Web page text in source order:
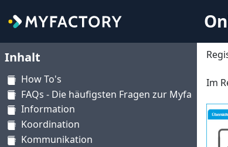
Inhalt
How To's
FAQs - Die häufigsten Fragen zur Myfactory
Information
Koordination
Kommunikation
Im